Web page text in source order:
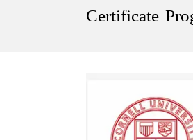
Certificate